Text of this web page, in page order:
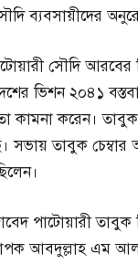
ব্যবসায়ীদের
সৌদি
ভিশন ২০৪১
কামনা করেন। তাবুক
সভায় তাবুক চেম্বার
পাটোয়ারী তাবুক
আবদুল্লাহ এম